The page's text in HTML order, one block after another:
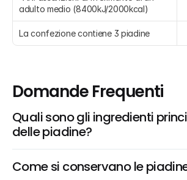
adulto medio (8400kJ/2000kcal)
La confezione contiene 3 piadine
Domande Frequenti
Quali sono gli ingredienti
delle piadine?
Come si conservano le